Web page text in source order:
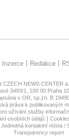
Inzerce Redakce
CZECH NEWS CENTER
3493/1, 100 00 Praha
v OR, sp.zn. B
práva k publikovaným
užívání služby
osobních údajů
Cookies
Jednotná kontaktní místa /
Transparency report